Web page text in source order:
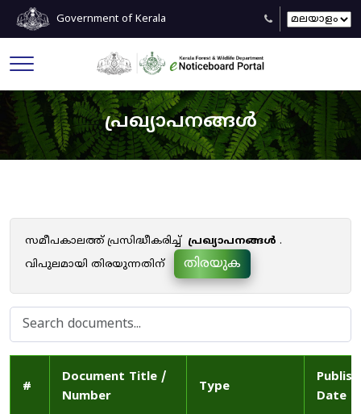
Government of Kerala
പ്രഖ്യാപനങ്ങൾ
സമീപകാലത്ത് പ്രസിദ്ധീകരിച്ച് പ്രഖ്യാപനങ്ങൾ .
വിപുലമായി തിരയുന്നതിന്
തിരയുക
#
Document Title /
Number
Type
Date